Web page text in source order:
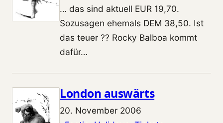
… das sind aktuell EUR 19,70.
Sozusagen ehemals DEM 38,50. Ist
das teuer ?? Rocky Balboa kommt
dafür…
London auswärts
20. November 2006